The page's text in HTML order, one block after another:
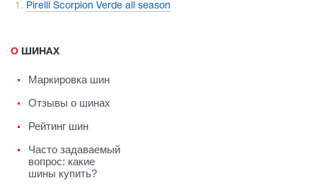
Pirelli Scorpion Verde all season
О ШИНАХ
Маркировка шин
Отзывы о шинах
Рейтинг шин
Часто задаваемый
вопрос: какие
шины купить?